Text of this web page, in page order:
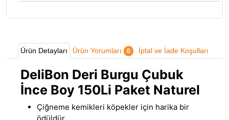
Ürün Detayları Ürün Yorumları 0 İptal ve İade Koşulları
DeliBon Deri Burgu Çubuk
İnce Boy 150Li Paket Naturel
Çiğneme kemikleri köpekler için harika bir